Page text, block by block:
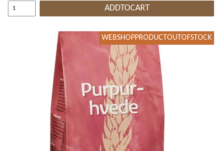
ADDTOCART
WEBSHOPPRODUCTOUTOFSTOCK